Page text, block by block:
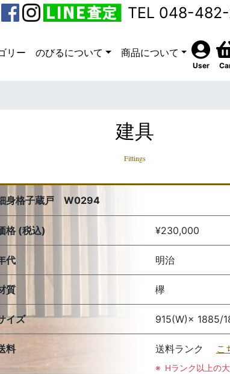
TEL 048-
リー のびるについて 商品について
User
建具
Fittings
身格子蔵戸 W0294
格 (税込) ¥230,000
代 明治
質 欅
イズ 915(W)× 1885/
料 送料ランク こ
Hランク以上の